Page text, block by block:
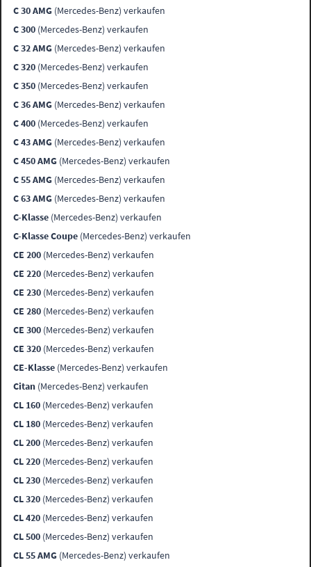
C 30 AMG (Mercedes-Benz) verkaufen
C 300 (Mercedes-Benz) verkaufen
C 32 AMG (Mercedes-Benz) verkaufen
C 320 (Mercedes-Benz) verkaufen
C 350 (Mercedes-Benz) verkaufen
C 36 AMG (Mercedes-Benz) verkaufen
C 400 (Mercedes-Benz) verkaufen
C 43 AMG (Mercedes-Benz) verkaufen
C 450 AMG (Mercedes-Benz) verkaufen
C 55 AMG (Mercedes-Benz) verkaufen
C 63 AMG (Mercedes-Benz) verkaufen
C-Klasse (Mercedes-Benz) verkaufen
C-Klasse Coupe (Mercedes-Benz) verkaufen
CE 200 (Mercedes-Benz) verkaufen
CE 220 (Mercedes-Benz) verkaufen
CE 230 (Mercedes-Benz) verkaufen
CE 280 (Mercedes-Benz) verkaufen
CE 300 (Mercedes-Benz) verkaufen
CE 320 (Mercedes-Benz) verkaufen
CE-Klasse (Mercedes-Benz) verkaufen
Citan (Mercedes-Benz) verkaufen
CL 160 (Mercedes-Benz) verkaufen
CL 180 (Mercedes-Benz) verkaufen
CL 200 (Mercedes-Benz) verkaufen
CL 220 (Mercedes-Benz) verkaufen
CL 230 (Mercedes-Benz) verkaufen
CL 320 (Mercedes-Benz) verkaufen
CL 420 (Mercedes-Benz) verkaufen
CL 500 (Mercedes-Benz) verkaufen
CL 55 AMG (Mercedes-Benz) verkaufen